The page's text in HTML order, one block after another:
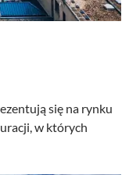
się na rynku
w których